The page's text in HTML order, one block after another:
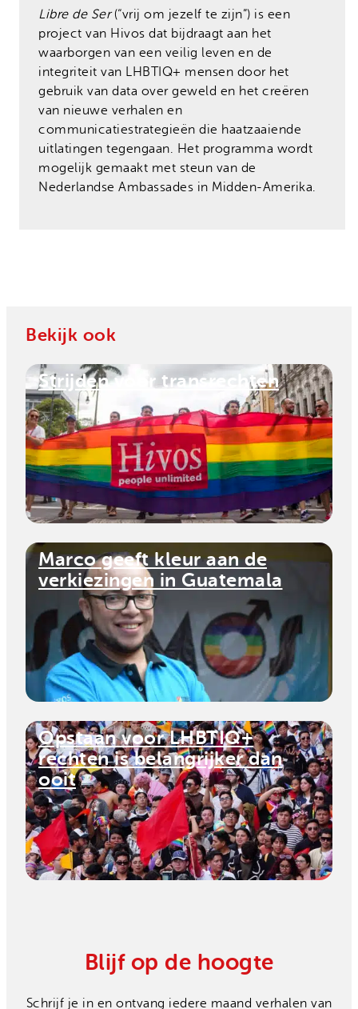
Libre de Ser(“vrij om jezelf te zijn”) is een
project van Hivos dat bijdraagt ​​aan het
waarborgen van een veilig leven en de
integriteit van LHBTIQ+ mensen door het
gebruik van data over geweld en het creëren
van nieuwe verhalen en
communicatiestrategieën die haatzaaiende
uitlatingen tegengaan. Het programma wordt
mogelijk gemaakt met steun van de
Nederlandse Ambassades in Midden-Amerika.
Bekijk ook
Strijden voor transrechten
Marco geeft kleur aan de
verkiezingen in Guatemala
Opstaan voor LHBTIQ+
rechten is belangrijker dan
ooit
Blijf op de hoogte
Schrijf je in en ontvang iedere maand verhalen van